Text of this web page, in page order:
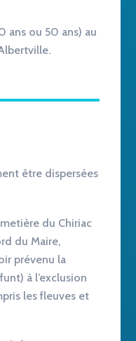
ans ou 50 ans) au
être dispersées
du Chiriac
du Maire,
prévenu la
à l’exclusion
les fleuves et